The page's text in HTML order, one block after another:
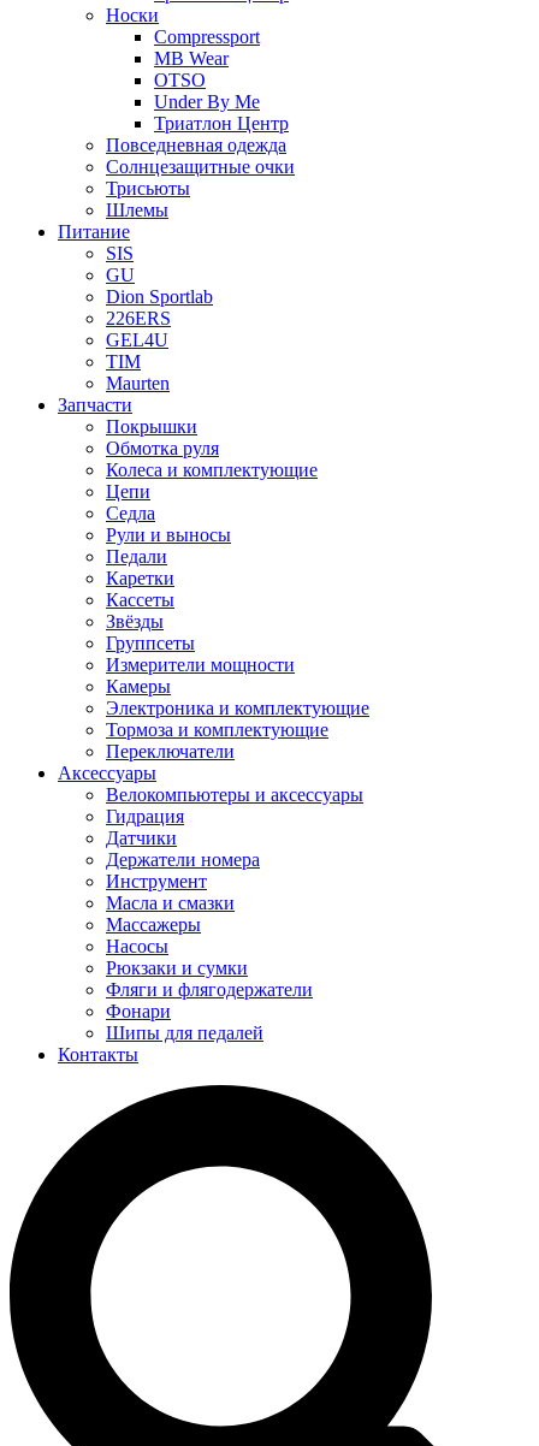
Носки
Compressport
MB Wear
OTSO
Under By Me
Триатлон Центр
Повседневная одежда
Солнцезащитные очки
Трисьюты
Шлемы
Питание
SIS
GU
Dion Sportlab
226ERS
GEL4U
TIM
Maurten
Запчасти
Покрышки
Обмотка руля
Колеса и комплектующие
Цепи
Седла
Рули и выносы
Педали
Каретки
Кассеты
Звёзды
Группсеты
Измерители мощности
Камеры
Электроника и комплектующие
Тормоза и комплектующие
Переключатели
Аксессуары
Велокомпьютеры и аксессуары
Гидрация
Датчики
Держатели номера
Инструмент
Масла и смазки
Массажеры
Насосы
Рюкзаки и сумки
Фляги и флягодержатели
Фонари
Шипы для педалей
Контакты